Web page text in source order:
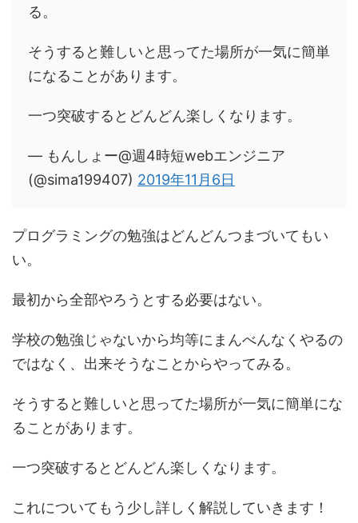
る。
そうすると難しいと思ってた場所が一気に簡単
になることがあります。
一つ突破するとどんどん楽しくなります。
— もんしょー@週4時短webエンジニア
(@sima199407) 2019年11月6日
プログラミングの勉強はどんどんつまづいてもい
い。
最初から全部やろうとする必要はない。
学校の勉強じゃないから均等にまんべんなくやるの
ではなく、出来そうなことからやってみる。
そうすると難しいと思ってた場所が一気に簡単にな
ることがあります。
一つ突破するとどんどん楽しくなります。
これについてもう少し詳しく解説していきます！